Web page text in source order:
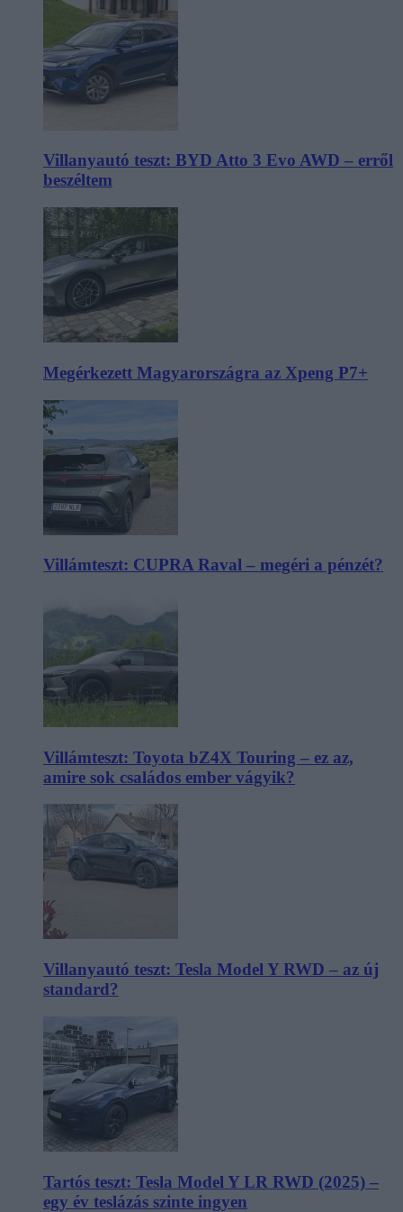
Villanyautó teszt: BYD Atto 3 Evo AWD – erről
beszéltem
Megérkezett Magyarországra az Xpeng P7+
Villámteszt: CUPRA Raval – megéri a pénzét?
Villámteszt: Toyota bZ4X Touring – ez az,
amire sok családos ember vágyik?
Villanyautó teszt: Tesla Model Y RWD – az új
standard?
Tartós teszt: Tesla Model Y LR RWD (2025) –
egy év teslázás szinte ingyen